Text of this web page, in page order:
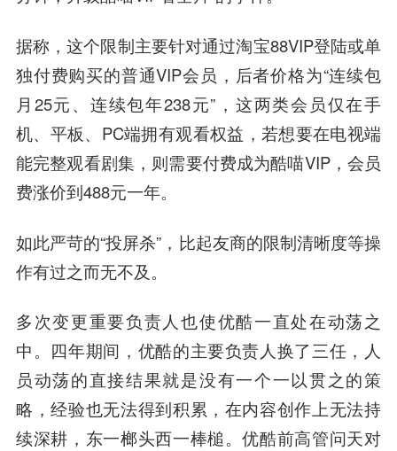
据称，这个限制主要针对通过淘宝88VIP登陆或单
独付费购买的普通VIP会员，后者价格为“连续包
月25元、连续包年238元”，这两类会员仅在手
机、平板、PC端拥有观看权益，若想要在电视端
能完整观看剧集，则需要付费成为酷喵VIP，会员
费涨价到488元一年。
如此严苛的“投屏杀”，比起友商的限制清晰度等操
作有过之而无不及。
多次变更重要负责人也使优酷一直处在动荡之
中。四年期间，优酷的主要负责人换了三任，人
员动荡的直接结果就是没有一个一以贯之的策
略，经验也无法得到积累，在内容创作上无法持
续深耕，东一榔头西一棒槌。优酷前高管问天对